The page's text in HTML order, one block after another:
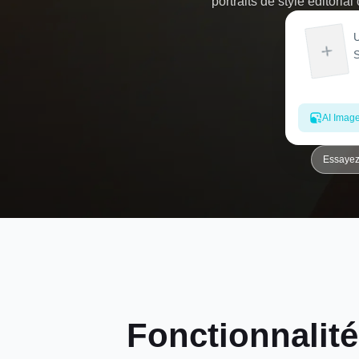
professional-quality en
et de créer instantanément
AI Image